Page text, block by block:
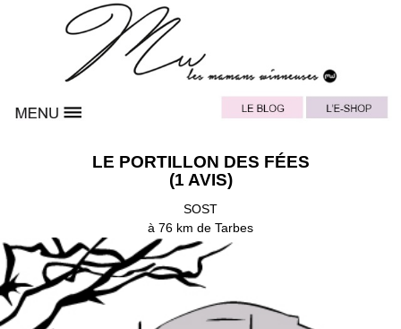
LE PORTILLON DES FÉES
(1 AVIS)
SOST
à 76 km de Tarbes